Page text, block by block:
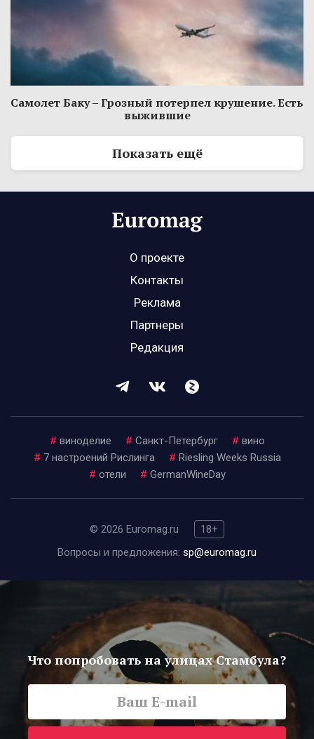
Самолет Баку – Грозный потерпел крушение. Есть
выжившие
Показать ещё
О проекте
Контакты
Реклама
Партнеры
Редакция
# виноделие # Санкт-Петербург # вино
# 7 настроений Рислинга # Riesling Weeks Russia
# отели # GermanWineDay
© 2026 Euromag.ru
18+
Вопросы и предложения: sp@euromag.ru
Что попробовать на улицах Стамбула?